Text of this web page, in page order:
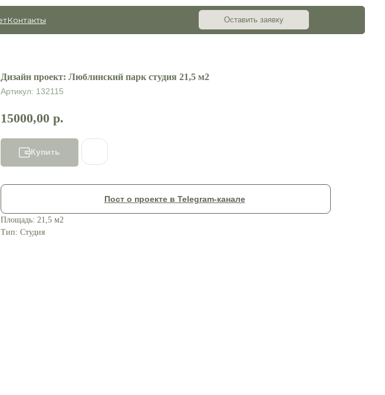
Дизайн проект: Люблинский парк студия 21,5 м2
Артикул: 132115
15000,00 р.
Купить
Пост о проекте в Telegram-канале
Площадь: 21,5 м2
Тип: Студия